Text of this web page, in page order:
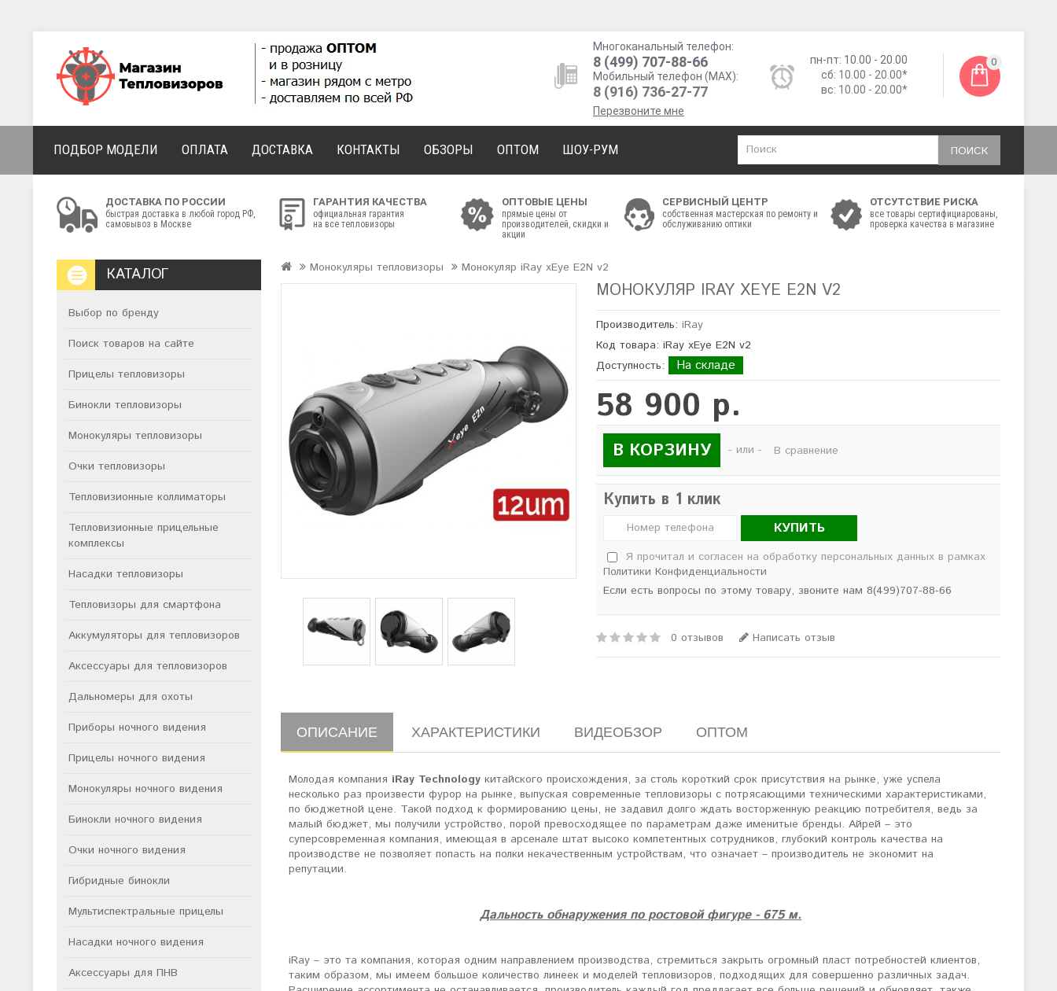
Многоканальный телефон:
8 (499) 707-88-66
Мобильный телефон (MAX):
8 (916) 736-27-77
Перезвоните мне
пн-пт: 10.00 - 20.00
сб: 10.00 - 20.00*
вс: 10.00 - 20.00*
0
ПОИСК
ПОДБОР МОДЕЛИ ОПЛАТА ДОСТАВКА КОНТАКТЫ ОБЗОРЫ ОПТОМ ШОУ-РУМ
ДОСТАВКА ПО РОССИИ
быстрая доставка в любой город РФ,
самовывоз в Москве
ГАРАНТИЯ КАЧЕСТВА
официальная гарантия
на все тепловизоры
ОПТОВЫЕ ЦЕНЫ
прямые цены от
производителей, скидки и
акции
СЕРВИСНЫЙ ЦЕНТР
собственная мастерская по ремонту и
обслуживанию оптики
ОТСУТСТВИЕ РИСКА
все товары сертифициарованы,
проверка качества в магазине
КАТАЛОГ
Выбор по бренду
Поиск товаров на сайте
Прицелы тепловизоры
Бинокли тепловизоры
Монокуляры тепловизоры
Очки тепловизоры
Тепловизионные коллиматоры
Тепловизионные прицельные
комплексы
Насадки тепловизоры
Тепловизоры для смартфона
Аккумуляторы для тепловизоров
Аксессуары для тепловизоров
Дальномеры для охоты
Приборы ночного видения
Прицелы ночного видения
Монокуляры ночного видения
Бинокли ночного видения
Очки ночного видения
Гибридные бинокли
Мультиспектральные прицелы
Насадки ночного видения
Аксессуары для ПНВ
Монокуляры тепловизоры Монокуляр iRay xEye Е2N v2
МОНОКУЛЯР IRAY XEYE Е2N V2
Производитель:iRay
Код товара: iRay xEye Е2N v2
Доступность:
На складе
58 900 р.
В КОРЗИНУ - или - В сравнение
Купить в 1 клик
КУПИТЬ
Я прочитал и согласен на обработку персональных данных в рамках
Политики Конфиденциальности
Если есть вопросы по этому товару, звоните нам 8(499)707-88-66
0 отзывов Написать отзыв
ОПИСАНИЕ ХАРАКТЕРИСТИКИ ВИДЕОБЗОР ОПТОМ
Молодая компания iRay Technology китайского происхождения, за столь короткий срок присутствия на рынке, уже успела
несколько раз произвести фурор на рынке, выпуская современные тепловизоры с потрясающими техническими характеристиками,
по бюджетной цене. Такой подход к формированию цены, не задавил долго ждать восторженную реакцию потребителя, ведь за
малый бюджет, мы получили устройство, порой превосходящее по параметрам даже именитые бренды. Айрей – это
суперсовременная компания, имеющая в арсенале штат высоко компетентных сотрудников, глубокий контроль качества на
производстве не позволяет попасть на полки некачественным устройствам, что означает – производитель не экономит на
репутации.
Дальность обнаружения по ростовой фигуре - 675 м.
iRay – это та компания, которая одним направлением производства, стремиться закрыть огромный пласт потребностей клиентов,
таким образом, мы имеем большое количество линеек и моделей тепловизоров, подходящих для совершенно различных задач.